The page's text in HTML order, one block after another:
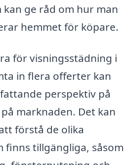
kan ge råd om hur man
hemmet för köpare.
för visningsstädning i
in flera offerter kan
perspektiv på
marknaden. Det kan
förstå de olika
finns tillgängliga, såsom